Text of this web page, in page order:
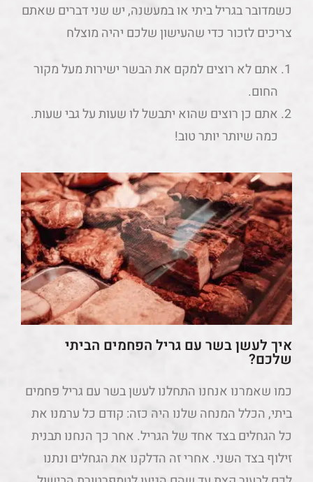
כשמדובר בגריל ביתי או במעשנה, יש שני דברים שאתם
צריכים לזכור כדי שהעישון שלכם יהיה מוצלח
אתם לא רוצים למקם את הבשר ישירות מעל מקור
החום.
אתם כן רוצים שהוא יתבשל לו שעות על גבי שעות.
כמה שיותר יותר טוב!
איך לעשן בשר עם גריל הפחמים הביתי
שלכם?
כמו שאמרנו אנחנו התחלנו לעשן בשר עם גריל פחמים
ביתי, הכלל המנחה שלנו היה כזה: קודם כל ערמנו את
כל הגחלים בצד אחד של הגריל. אחר כך הנחנו תבנית
זילוף בצד השני. אחרי זה הדלקנו את הגחלים ונתנו